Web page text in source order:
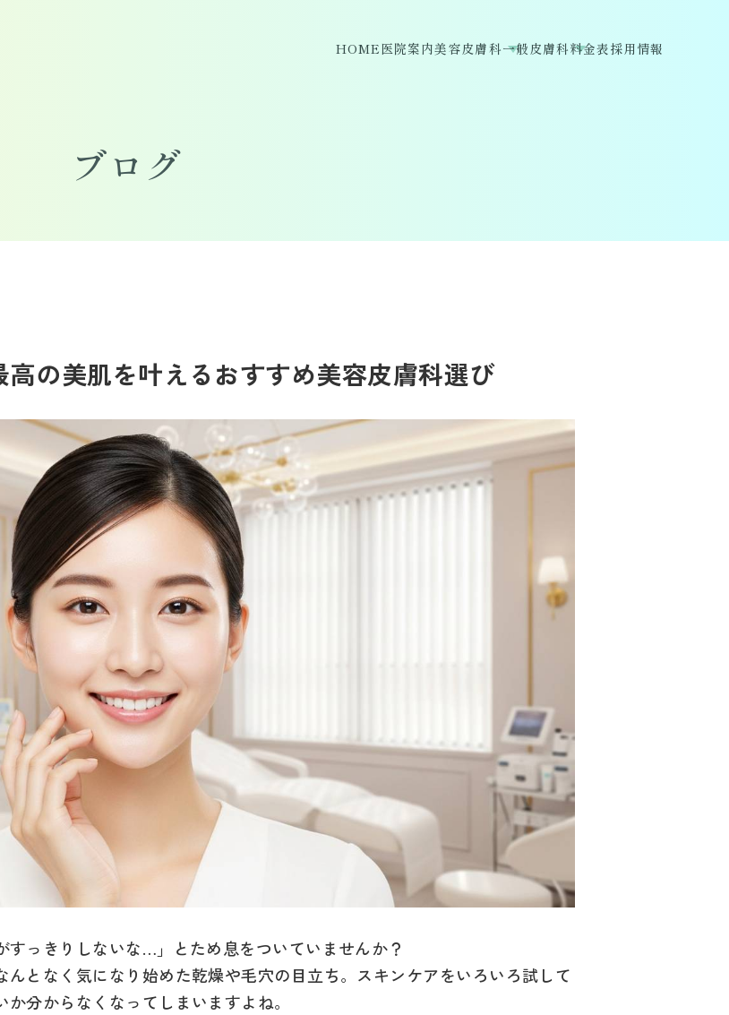
HOME医院案内美容皮膚科一般皮膚科料金表採用情報
ブログ
の美肌を叶えるおすすめ美容皮膚科選び
っきりしないな…」とため息をついていませんか？
となく気になり始めた乾燥や毛穴の目立ち。スキンケアをいろいろ試して
分からなくなってしまいますよね。